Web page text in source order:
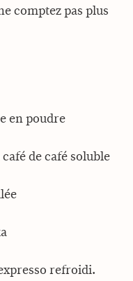
comptez pas plus
en poudre
de café soluble
refroidi.